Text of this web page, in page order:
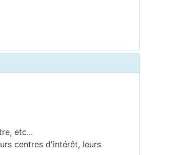
etc...
centres d'intérêt, leurs